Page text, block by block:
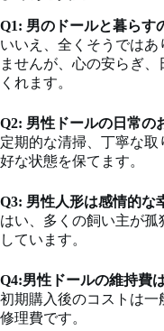
Q1: 男のドールと暮らす
いいえ、全くそうではあ
ませんが、心の安らぎ
くれます。
Q2: 男性ドールの日常の
定期的な清掃、丁寧な
好な状態を保てます。
Q3: 男性人形は感情的な
はい、多くの飼い主が
しています。
Q4:男性ドールの維持費
初期購入後のコストは
修理費です。